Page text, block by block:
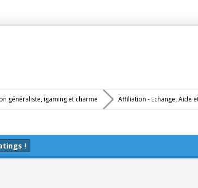
généraliste, igaming et charme Affiliation - Echange, Aide
!